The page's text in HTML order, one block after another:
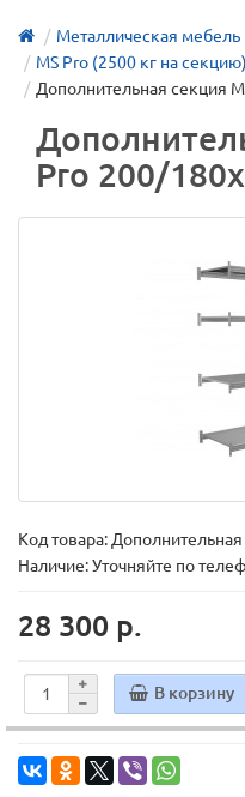
Металлическая мебель
MS Pro (2500 кг на секцию)
Дополнительная секция
Pro 200/
Код товара:
Наличие: Уточняйте по
28 300 р.
В корзину